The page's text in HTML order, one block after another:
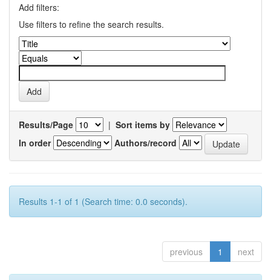
Add filters:
Use filters to refine the search results.
Results/Page | Sort items by
In order
Authors/record
Results 1-1 of 1 (Search time: 0.0 seconds).
previous 1 next